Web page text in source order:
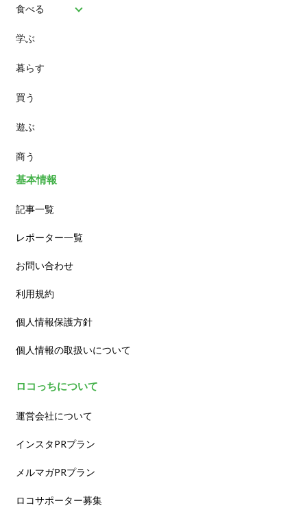
食べる
パン
スイーツ
ランチ
カフェ
学ぶ
暮らす
買う
遊ぶ
商う
基本情報
記事一覧
レポーター一覧
お問い合わせ
利用規約
個人情報保護方針
個人情報の取扱いについて
ロコっちについて
運営会社について
インスタPRプラン
メルマガPRプラン
ロコサポーター募集